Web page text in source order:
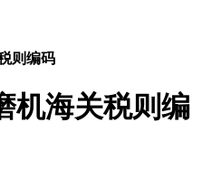
则编码
机海关税则编